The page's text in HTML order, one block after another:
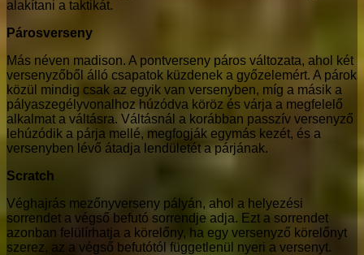
alakítani a taktikát.
Párosverseny
Más néven madison. A pontverseny páros változata, ahol két
versenyzőből álló csapatok küzdenek a győzelemért. A párok
közül mindig csak az egyik van versenyben, míg a másik a
pályaszegélyvonalhoz húzódva köröz és várja a megfelelő
alkalmat a váltásra. Váltásnál a korábban passzív versenyző
lehúzódik a párja mellé, megfogják egymás kezét, és a
versenyben lévő átadja lendületét a párjának.
Scratch
Véghajrás mezőnyverseny pályán, ahol a helyezési
sorrendet a végső befutó sorrendje adja. Ezt a sorrendet
azonban felülírhatja a körelőny, ha egy versenyző körelőnyt
szerez, az a végső befutótól függetlenül nyeri a versenyt.